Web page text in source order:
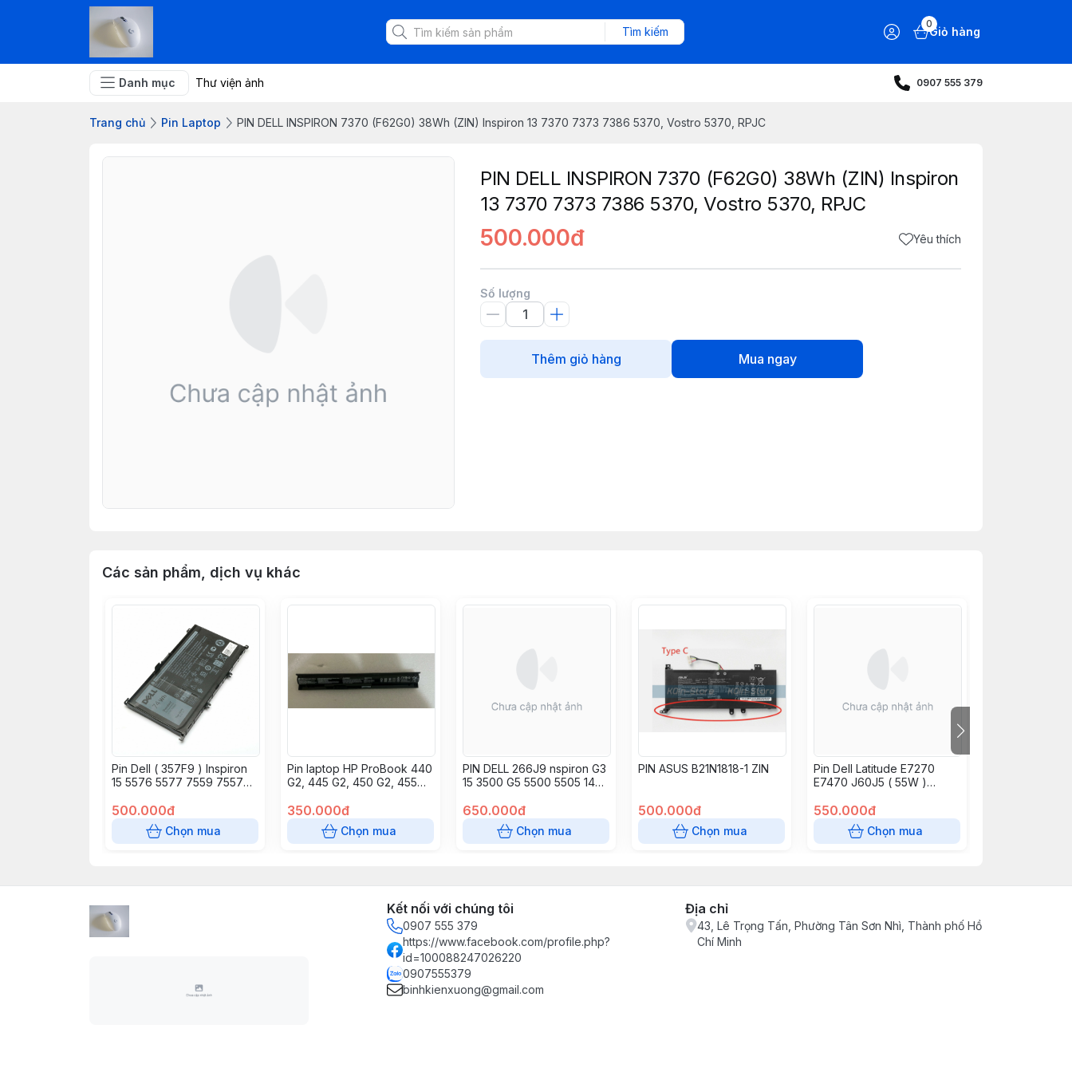
Tìm kiếm
0
Giỏ hàng
Danh mục Thư viện ảnh 0907 555 379
Trang chủ Pin Laptop PIN DELL INSPIRON 7370 (F62G0) 38Wh (ZIN) Inspiron 13 7370 7373 7386 5370, Vostro 5370, RPJC
PIN DELL INSPIRON 7370 (F62G0) 38Wh (ZIN) Inspiron
13 7370 7373 7386 5370, Vostro 5370, RPJC
500.000đ Yêu thích
Số lượng
Thêm giỏ hàng Mua ngay
Các sản phẩm, dịch vụ khác
Pin Dell ( 357F9 ) Inspiron
15 5576 5577 7559 7557
500.000đ
Chọn mua
Pin laptop HP ProBook 440
G2, 445 G2, 450 G2, 455
CELL
350.000đ
Chọn mua
PIN DELL 266J9 nspiron G3
15 3500 G5 5500 5505 14
650.000đ
Chọn mua
PIN ASUS B21N1818-1 ZIN
500.000đ
Chọn mua
Pin Dell Latitude E7270
E7470 J60J5 ( 55W )
GG4FM PDNM2 Pin Zin
550.000đ
Chọn mua
Kết nối với chúng tôi
0907 555 379
https://www.facebook.com/profile.php?
id=100088247026220
0907555379
binhkienxuong@gmail.com
Địa chỉ
43, Lê Trọng Tấn, Phường Tân Sơn Nhì, Thành phố Hồ
Chí Minh